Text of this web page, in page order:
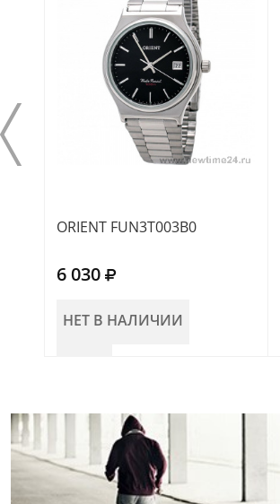
ORIENT FUN3T003B0
6 030
НЕТ В НАЛИЧИИ